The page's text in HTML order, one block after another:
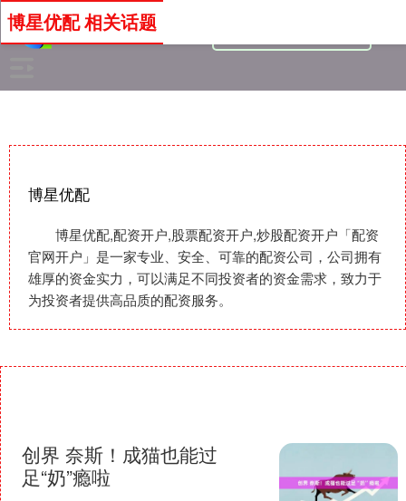
博星优配
博星优配,配资开户,股票配资开户,炒股配资开户「配资
官网开户」是一家专业、安全、可靠的配资公司，公司拥有
雄厚的资金实力，可以满足不同投资者的资金需求，致力于
为投资者提供高品质的配资服务。
博星优配 相关话题
创界 奈斯！成猫也能过
足“奶”瘾啦